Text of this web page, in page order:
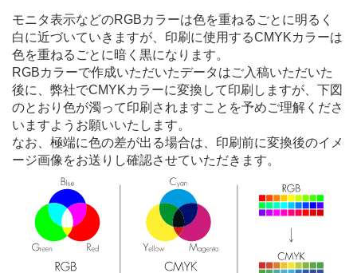
モニタ表示などのRGBカラーは色を重ねるごとに明るく
白に近づいていきますが、印刷に使用するCMYKカラーは
色を重ねるごとに暗く黒になります。
RGBカラーで作成いただいたデータはご入稿いただいた
後に、弊社でCMYKカラーに変換して印刷しますが、下図
のとおり色が濁って印刷されますことを予めご理解くださ
いますようお願いいたします。
なお、極端に色の差が出る場合は、印刷前に変換後のイメ
ージ画像をお送りし確認させていただきます。